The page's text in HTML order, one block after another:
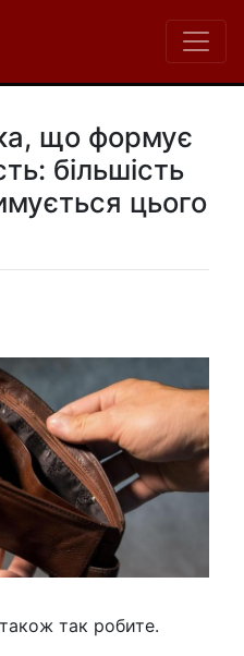
що формує
більшість
цього
так робите.